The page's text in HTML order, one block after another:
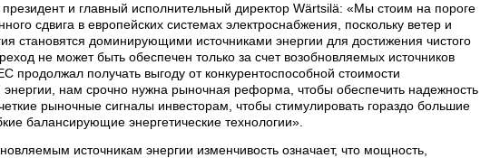
и главный исполнительный директор Wärtsilä: «Мы стоим на пороге
сдвига в европейских системах электроснабжения, поскольку ветер и
становятся доминирующими источниками энергии для достижения чистого
не может быть обеспечен только за счет возобновляемых источников
продолжал получать выгоду от конкурентоспособной стоимости
энергии, нам срочно нужна рыночная реформа, чтобы обеспечить надежность
рыночные сигналы инвесторам, чтобы стимулировать гораздо большие
балансирующие энергетические технологии».
источникам энергии изменчивость означает, что мощность,